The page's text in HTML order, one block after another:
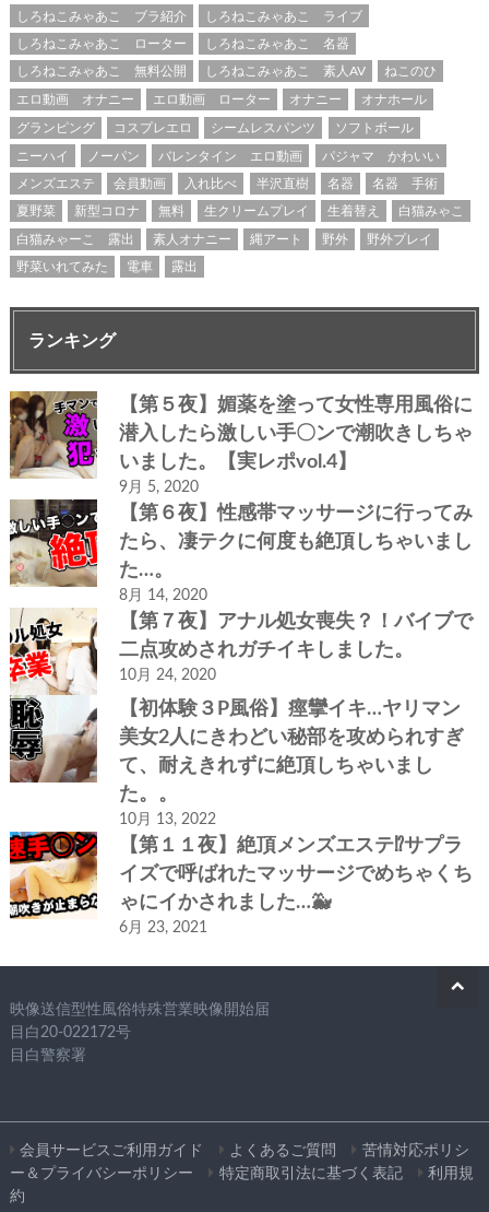
しろねこみゃあこ ブラ紹介 しろねこみゃあこ ライブ
しろねこみゃあこ ローター しろねこみゃあこ 名器
しろねこみゃあこ 無料公開 しろねこみゃあこ 素人AV ねこのひ
エロ動画 オナニー エロ動画 ローター オナニー オナホール
グランピング コスプレエロ シームレスパンツ ソフトボール
ニーハイ ノーパン バレンタイン エロ動画 パジャマ かわいい
メンズエステ 会員動画 入れ比べ 半沢直樹 名器 名器 手術
夏野菜 新型コロナ 無料 生クリームプレイ 生着替え 白猫みゃこ
白猫みゃーこ 露出 素人オナニー 縄アート 野外 野外プレイ
野菜いれてみた 電車 露出
ランキング
【第５夜】媚薬を塗って女性専用風俗に
潜入したら激しい手〇ンで潮吹きしちゃ
いました。【実レポvol.4】
9月 5, 2020
【第６夜】性感帯マッサージに行ってみ
たら、凄テクに何度も絶頂しちゃいまし
た…。
8月 14, 2020
【第７夜】アナル処女喪失？！バイブで
二点攻めされガチイキしました。
10月 24, 2020
【初体験３P風俗】痙攣イキ…ヤリマン
美女2人にきわどい秘部を攻められすぎ
て、耐えきれずに絶頂しちゃいまし
た。。
10月 13, 2022
【第１１夜】絶頂メンズエステ⁉サプラ
イズで呼ばれたマッサージでめちゃくち
ゃにイかされました…🐳
6月 23, 2021
映像送信型性風俗特殊営業映像開始届
目白20-022172号
目白警察署
会員サービスご利用ガイド よくあるご質問
苦情対応ポリシ
ー＆プライバシーポリシー
特定商取引法に基づく表記
利用規
約